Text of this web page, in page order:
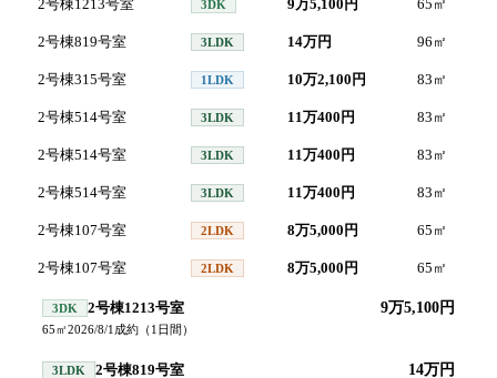
2号棟1213号室 3DK 9万5,100円 65 ㎡
2号棟819号室 3LDK 14万円 96 ㎡
2号棟315号室 1LDK 10万2,100円 83 ㎡
2号棟514号室 3LDK 11万400円 83 ㎡
2号棟514号室 3LDK 11万400円 83 ㎡
2号棟514号室 3LDK 11万400円 83 ㎡
2号棟107号室 2LDK 8万5,000円 65 ㎡
2号棟107号室 2LDK 8万5,000円 65 ㎡
3DK 2号棟1213号室 9万5,100円
65㎡2026/8/1 成約 （1 日間）
3LDK 2号棟819号室 14万円